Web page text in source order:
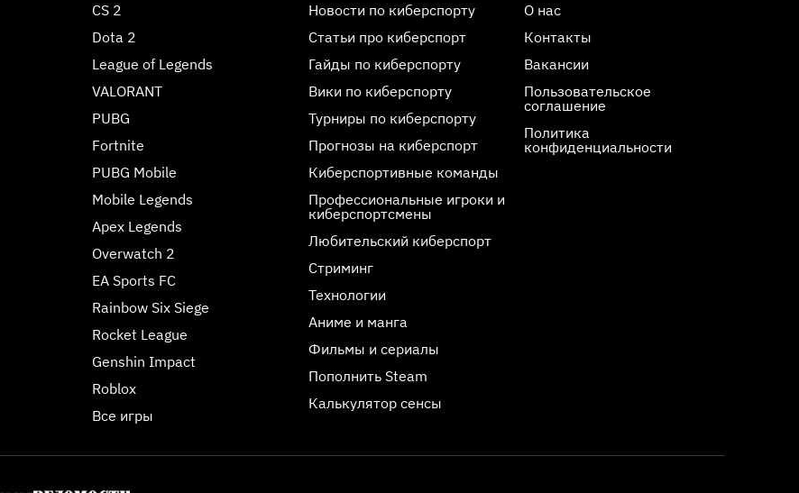
CS 2
Dota 2
League of Legends
VALORANT
PUBG
Fortnite
PUBG Mobile
Mobile Legends
Apex Legends
Overwatch 2
EA Sports FC
Rainbow Six Siege
Rocket League
Genshin Impact
Roblox
Все игры
Новости по киберспорту
Статьи про киберспорт
Гайды по киберспорту
Вики по киберспорту
Турниры по киберспорту
Прогнозы на киберспорт
Киберспортивные команды
Профессиональные игроки и
киберспортсмены
Любительский киберспорт
Стриминг
Технологии
Аниме и манга
Фильмы и сериалы
Пополнить Steam
Калькулятор сенсы
О нас
Контакты
Вакансии
Пользовательское
соглашение
Политика
конфиденциальности